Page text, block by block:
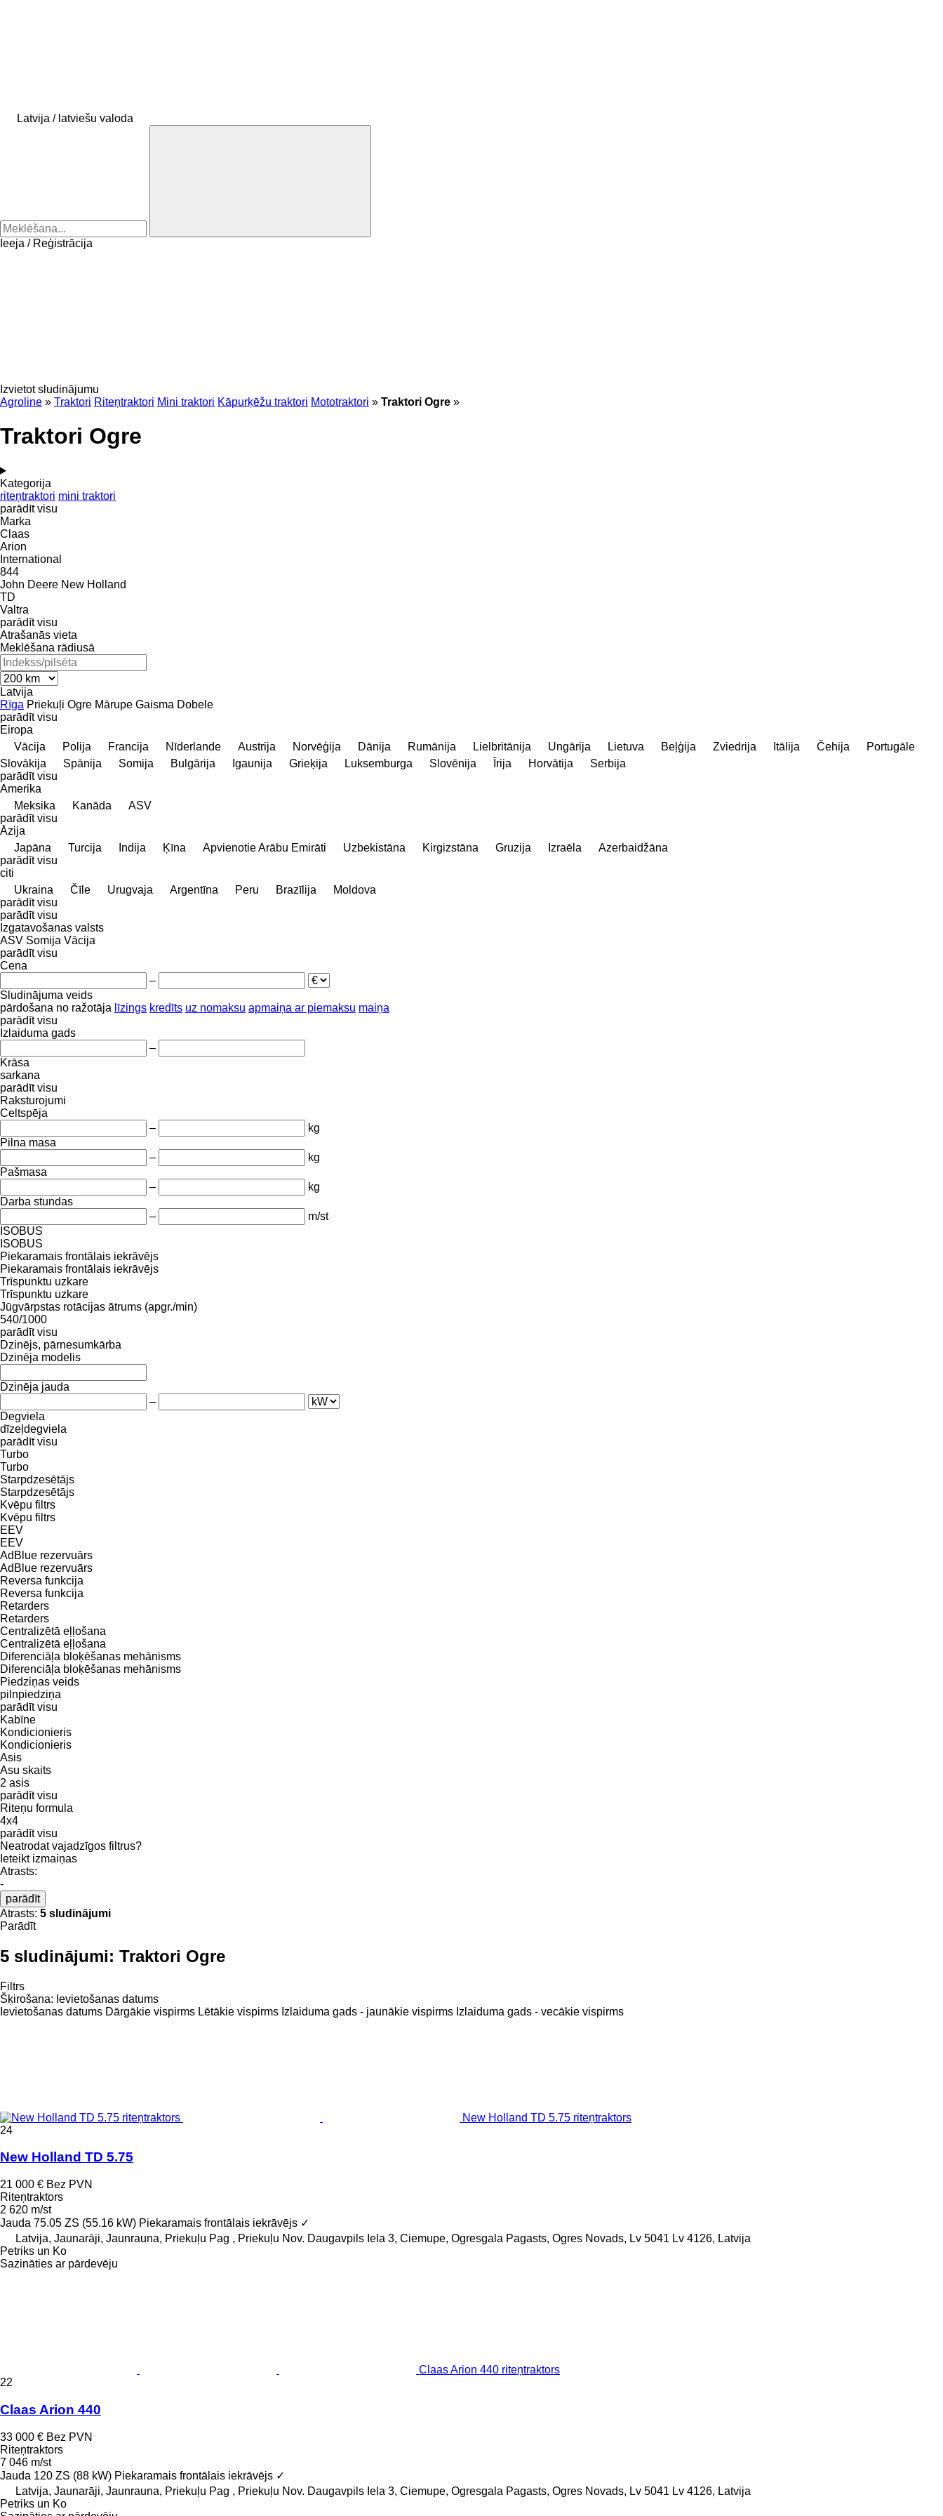
Latvija / latviešu valoda
Ieeja / Reģistrācija
Izvietot sludinājumu
Agroline » Traktori Riteņtraktori Mini traktori Kāpurķēžu traktori Mototraktori » Traktori Ogre »
Traktori Ogre
Kategorija
riteņtraktori mini traktori
parādīt visu
Marka
Claas
Arion
International
844
John Deere New Holland
TD
Valtra
parādīt visu
Atrašanās vieta
Meklēšana rādiusā
Latvija
Rīga Priekuļi Ogre Mārupe Gaisma Dobele
parādīt visu
Eiropa
Vācija
Polija Francija Nīderlande Austrija Norvēģija Dānija Rumānija Lielbritānija Ungārija Lietuva Beļģija Zviedrija Itālija Čehija
Portugāle
Slovākija
Spānija Somija Bulgārija Igaunija Grieķija Luksemburga Slovēnija Īrija Horvātija
Serbija
parādīt visu
Amerika
Meksika
Kanāda
ASV
parādīt visu
Āzija
Japāna
Turcija Indija Ķīna Apvienotie Arābu Emirāti Uzbekistāna Kirgizstāna Gruzija Izraēla
Azerbaidžāna
parādīt visu
citi
Ukraina
Čīle Urugvaja Argentīna Peru Brazīlija
Moldova
parādīt visu
parādīt visu
Izgatavošanas valsts
ASV Somija Vācija
parādīt visu
Cena
–
Sludinājuma veids
pārdošana no ražotāja līzings kredīts uz nomaksu apmaiņa ar piemaksu maiņa
parādīt visu
Izlaiduma gads
–
Krāsa
sarkana
parādīt visu
Raksturojumi
Celtspēja
–
kg
Pilna masa
–
kg
Pašmasa
–
kg
Darba stundas
–
m/st
ISOBUS
ISOBUS
Piekaramais frontālais iekrāvējs
Piekaramais frontālais iekrāvējs
Trīspunktu uzkare
Trīspunktu uzkare
Jūgvārpstas rotācijas ātrums (apgr./min)
540/1000
parādīt visu
Dzinējs, pārnesumkārba
Dzinēja modelis
Dzinēja jauda
–
Degviela
dīzeļdegviela
parādīt visu
Turbo
Turbo
Starpdzesētājs
Starpdzesētājs
Kvēpu filtrs
Kvēpu filtrs
EEV
EEV
AdBlue rezervuārs
AdBlue rezervuārs
Reversa funkcija
Reversa funkcija
Retarders
Retarders
Centralizētā eļļošana
Centralizētā eļļošana
Diferenciāļa bloķēšanas mehānisms
Diferenciāļa bloķēšanas mehānisms
Piedziņas veids
pilnpiedziņa
parādīt visu
Kabīne
Kondicionieris
Kondicionieris
Asis
Asu skaits
2 asis
parādīt visu
Riteņu formula
4x4
parādīt visu
Neatrodat vajadzīgos filtrus?
Ieteikt izmaiņas
Atrasts:
-
parādīt
Atrasts: 5 sludinājumi
Parādīt
5 sludinājumi: Traktori Ogre
Filtrs
Šķirošana: Ievietošanas datums
Ievietošanas datums Dārgākie vispirms Lētākie vispirms Izlaiduma gads - jaunākie vispirms Izlaiduma gads - vecākie vispirms
New Holland TD 5.75 riteņtraktors
24
New Holland TD 5.75
21 000 € Bez PVN
Riteņtraktors
2 620 m/st
Jauda 75.05 ZS (55.16 kW) Piekaramais frontālais iekrāvējs ✓
Latvija, Jaunarāji, Jaunrauna, Priekuļu Pag , Priekuļu Nov. Daugavpils Iela 3, Ciemupe, Ogresgala Pagasts, Ogres Novads, Lv 5041 Lv 4126, Latvija
Petriks un Ko
Sazināties ar pārdevēju
Claas Arion 440 riteņtraktors
22
Claas Arion 440
33 000 € Bez PVN
Riteņtraktors
7 046 m/st
Jauda 120 ZS (88 kW) Piekaramais frontālais iekrāvējs ✓
Latvija, Jaunarāji, Jaunrauna, Priekuļu Pag , Priekuļu Nov. Daugavpils Iela 3, Ciemupe, Ogresgala Pagasts, Ogres Novads, Lv 5041 Lv 4126, Latvija
Petriks un Ko